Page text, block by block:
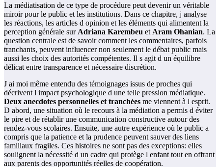
La médiatisation de ce type de procédure peut devenir un véritable
miroir pour le public et les institutions. Dans ce chapitre, j analyse
les réactions, les articles d opinion et les éléments qui alimentent la
perception générale sur Adriana Karembeu et Aram Ohanian. La
question centrale est de savoir comment les commentaires, parfois
tranchants, peuvent influencer non seulement le débat public mais
aussi les choix des autorités compétentes. Il s agit d un équilibre
délicat entre transparence et nécessaire discrétion.
J ai moi même entendu des témoignages issus de proches qui
décrivent l impact psychologique d une telle pression médiatique.
Deux anecdotes personnelles et tranchées me viennent à l esprit.
D abord, une situation où le recours à la médiation a permis d éviter
le pire et de rétablir une communication constructive autour des
rendez-vous scolaires. Ensuite, une autre expérience où le public a
compris que la patience et la prudence peuvent sauver des liens
familiaux fragiles. Ces histoires ne sont pas des exceptions: elles
soulignent la nécessité d un cadre qui protège l enfant tout en offrant
aux parents des opportunités réelles de coopération.